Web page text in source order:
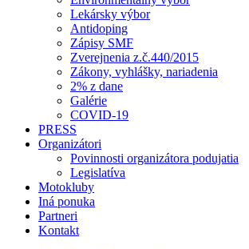
Lekársky výbor
Antidoping
Zápisy SMF
Zverejnenia z.č.440/2015
Zákony, vyhlášky, nariadenia
2% z dane
Galérie
COVID-19
PRESS
Organizátori
Povinnosti organizátora podujatia
Legislatíva
Motokluby
Iná ponuka
Partneri
Kontakt